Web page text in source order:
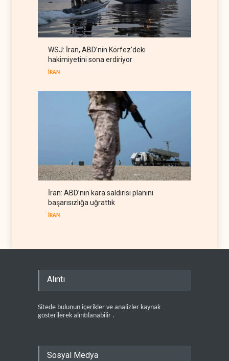
askeri ve ekonomik
kaynaklarını tüketiyor
BATI YARIM KÜRE 08 Ağustos 2026
Hürmüz Boğazı denetimini
doğrudan İran ve Umman'a
WSJ: İran, ABD’nin Körfez’deki
hakimiyetini sona erdiriyor
İRAN
İran: ABD’nin kara saldırısı planını
başarısızlığa uğrattık
İRAN
Alıntı
Sitede bulunun içerikler ve analizler kaynak
gösterilerek alıntılanabilir .
Sosyal Medya